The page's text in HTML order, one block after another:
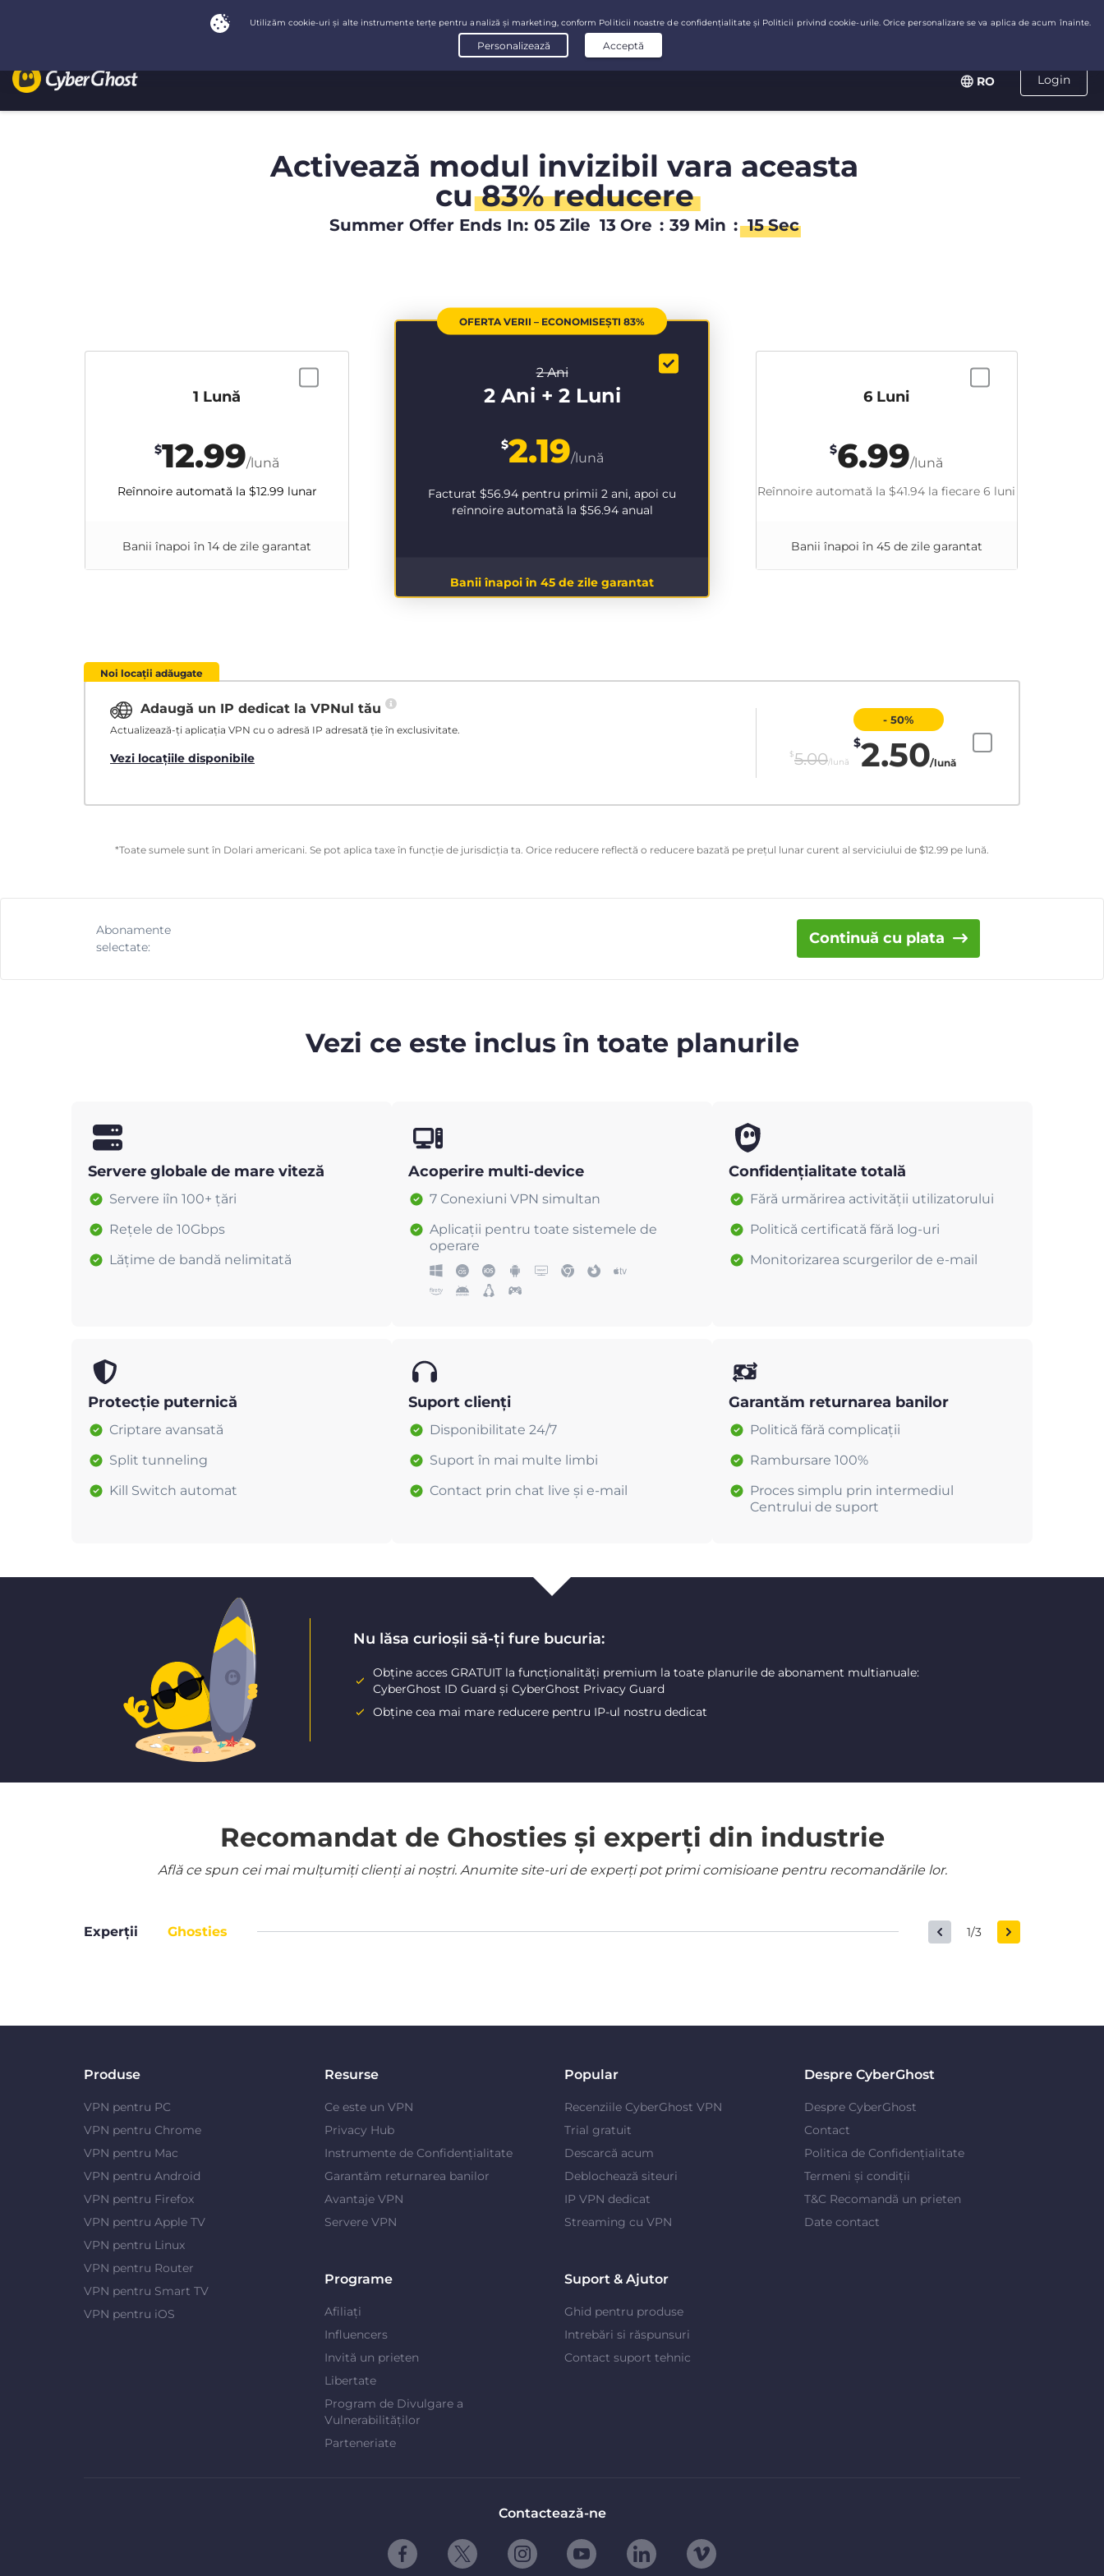
Login
RO
Activează modul invizibil vara aceasta
cu83% reducere
Summer Offer Ends In: 05 Zile 13 Ore : 39 Min : 15 Sec
OFERTA VERII – ECONOMISEȘTI 83%
2 Ani
2 Ani + 2 Luni
$2.19/lună
Facturat $56.94 pentru primii 2 ani, apoi cu
reînnoire automată la $56.94anual
Banii înapoi în 45 de zile garantat
6 Luni
$6.99/lună
Reînnoire automată la $41.94 la fiecare 6 luni
Banii înapoi în 45 de zile garantat
1 Lună
$12.99/lună
Reînnoire automată la $12.99 lunar
Banii înapoi în 14 de zile garantat
Noi locații adăugate
Adaugă un IP dedicat la VPNul tău
Actualizează-ți aplicația VPN cu o adresă IP adresată ție în exclusivitate.
Vezi locațiile disponibile $5.00/lună
- 50%
$2.50/lună
*Toate sumele sunt în Dolari americani. Se pot aplica taxe în funcție de jurisdicția ta. Orice reducere reflectă o reducere bazată pe prețul lunar curent al serviciului de $12.99 pe lună.
Abonamente
selectate:
Continuă cu plata
Vezi ce este inclus în toate planurile
Servere globale de mare viteză
Servere iîn 100+ țări
Rețele de 10Gbps
Lățime de bandă nelimitată
Acoperire multi-device
7 Conexiuni VPN simultan
Aplicații pentru toate sistemele de
operare
Confidențialitate totală
Fără urmărirea activității utilizatorului
Politică certificată fără log-uri
Monitorizarea scurgerilor de e-mail
Protecție puternică
Criptare avansată
Split tunneling
Kill Switch automat
Suport clienți
Disponibilitate 24/7
Suport în mai multe limbi
Contact prin chat live și e-mail
Garantăm returnarea banilor
Politică fără complicații
Rambursare 100%
Proces simplu prin intermediul
Centrului de suport
Nu lăsa curioșii să-ți fure bucuria:
Obține acces GRATUIT la funcționalități premium la toate planurile de abonament multianuale:
CyberGhost ID Guard și CyberGhost Privacy Guard
Obține cea mai mare reducere pentru IP-ul nostru dedicat
Recomandat de Ghosties și experți din industrie
Află ce spun cei mai mulțumiți clienți ai noștri. Anumite site-uri de experți pot primi comisioane pentru recomandările lor.
Experții Ghosties 1/3
Produse
VPN pentru PC
VPN pentru Chrome
VPN pentru Mac
VPN pentru Android
VPN pentru Firefox
VPN pentru Apple TV
VPN pentru Linux
VPN pentru Router
VPN pentru Smart TV
VPN pentru iOS
Resurse
Ce este un VPN
Privacy Hub
Instrumente de Confidențialitate
Garantăm returnarea banilor
Avantaje VPN
Servere VPN
Popular
Recenziile CyberGhost VPN
Trial gratuit
Descarcă acum
Deblochează siteuri
IP VPN dedicat
Streaming cu VPN
Despre CyberGhost
Despre CyberGhost
Contact
Politica de Confidențialitate
Termeni și condiții
T&C Recomandă un prieten
Date contact
Programe
Afiliați
Influencers
Invită un prieten
Libertate
Program de Divulgare a
Vulnerabilităților
Parteneriate
Suport & Ajutor
Ghid pentru produse
Intrebări si răspunsuri
Contact suport tehnic
Contactează-ne